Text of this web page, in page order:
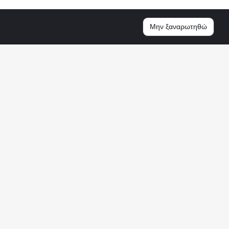
Μην ξαναρωτηθώ